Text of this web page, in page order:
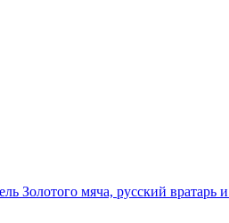
мяча, русский вратарь и